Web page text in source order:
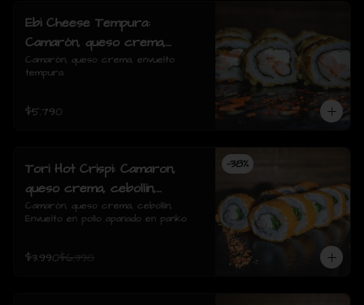
Ebi Cheese Tempura:
Camarón, queso crema,
envuelto tempura.
Camarón, queso crema, envuelto
tempura.
$5.790
-38%
Tori Hot Crispi: Camaron,
queso crema, cebollin,
Envuelto en pollo apanado en
panko
Camarón, queso crema, cebollín,
Envuelto en pollo apanado en panko
$3.990$6.390